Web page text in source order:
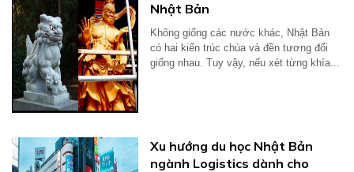
Nhật Bản
Không giống các nước khác, Nhật Bản
có hai kiến trúc chùa và đền tương đối
giống nhau. Tuy vậy, nếu xét từng khía...
Xu hướng du học Nhật Bản
ngành Logistics dành cho